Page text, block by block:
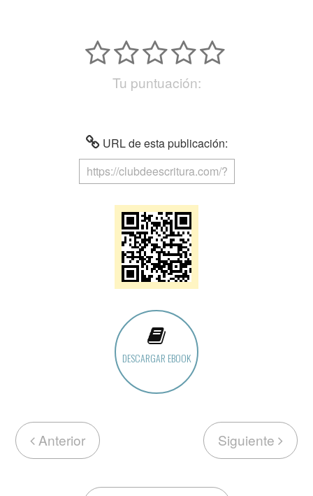
Tu puntuación:
URL de esta publicación:
DESCARGAR EBOOK
Anterior Siguiente